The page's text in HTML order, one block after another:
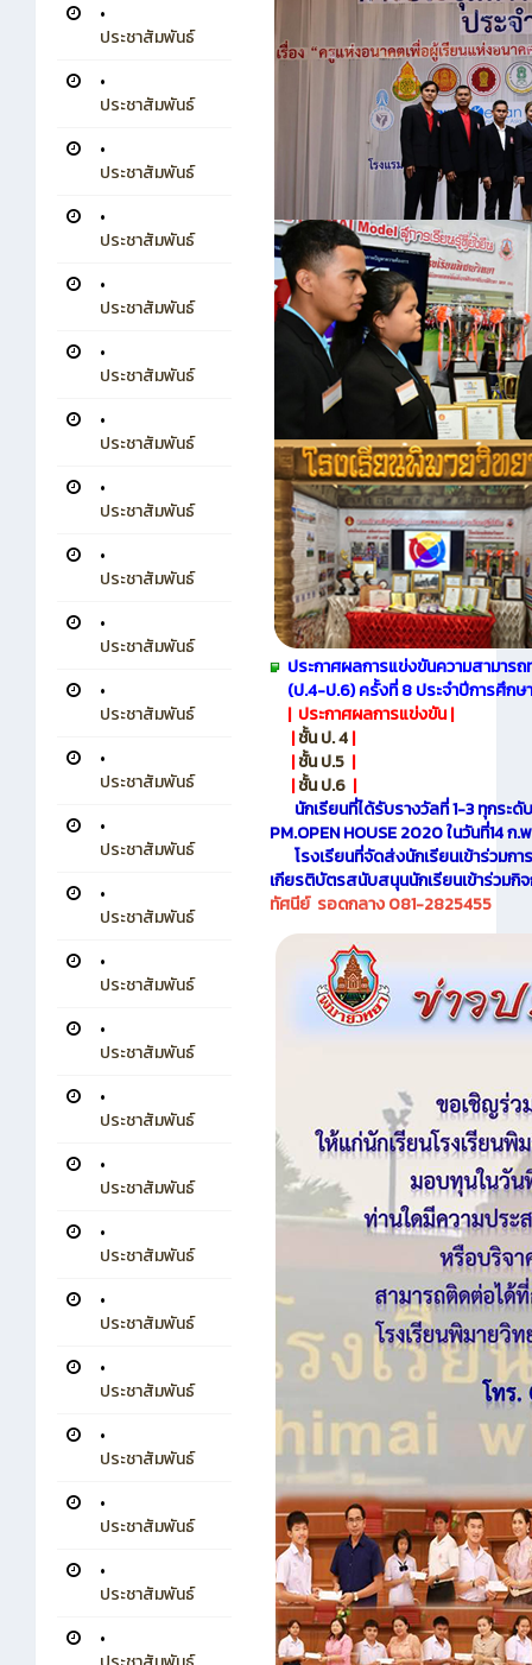
•
ประชาสัมพันธ์
•
ประชาสัมพันธ์
•
ประชาสัมพันธ์
•
ประชาสัมพันธ์
•
ประชาสัมพันธ์
•
ประชาสัมพันธ์
•
ประชาสัมพันธ์
•
ประชาสัมพันธ์
•
ประชาสัมพันธ์
•
ประชาสัมพันธ์
•
ประชาสัมพันธ์
•
ประชาสัมพันธ์
•
ประชาสัมพันธ์
•
ประชาสัมพันธ์
•
ประชาสัมพันธ์
•
ประชาสัมพันธ์
•
ประชาสัมพันธ์
•
ประชาสัมพันธ์
•
ประชาสัมพันธ์
•
ประชาสัมพันธ์
•
ประชาสัมพันธ์
•
ประชาสัมพันธ์
•
ประชาสัมพันธ์
•
ประชาสัมพันธ์
•
ประกาศผลการแข่งขันความสามา
(ป.4-ป.6) ครั้งที่ 8 ประจำปีการศึก
| ประกาศผลการแข่งขัน | ​​
|ชั้น ป. 4| ​​
|ชั้น ป.5 | ​​
|ชั้น ป.6 | ​​
นักเรียนที่ได้รับรางวัลที่ 1-3 ทุกระ
PM.OPEN HOUSE 2020 ในวันที่14
โรงเรียนที่จัดส่งนักเรียนเข้าร่วมก
เกียรติบัตรสนับสนุนนักเรียนเข้าร่วมกิ
ทัศนีย์ รอดกลาง 081-2825455